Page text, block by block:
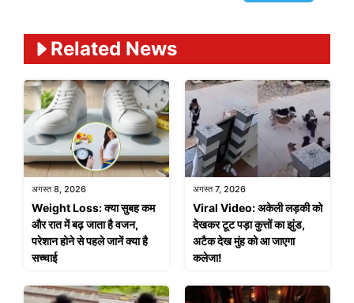
Related News
अगस्त 8, 2026
Weight Loss: क्या सुबह कम
और रात में बढ़ जाता है वजन,
परेशान होने से पहले जानें क्या है
सच्चाई
अगस्त 7, 2026
Viral Video: अकेली लड़की को
देखकर टूट पड़ा कुत्तों का झुंड,
अटैक देख मुंह को आ जाएगा
कलेजा!